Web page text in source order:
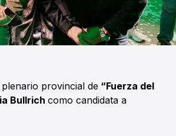
provincial de “Fuerza del
Bullrichcomo candidata a